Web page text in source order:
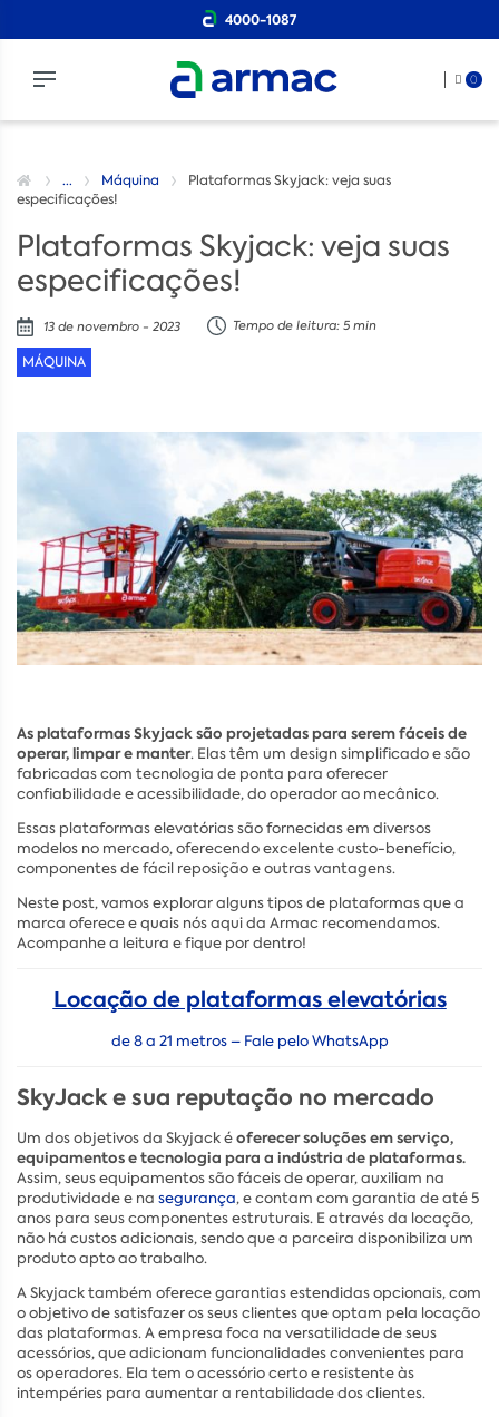
4000-1087
0
... Máquina
Plataformas Skyjack: veja suas
especificações!
Plataformas Skyjack: veja suas
especificações!
13 de novembro - 2023 Tempo de leitura: 5 min
MÁQUINA
As plataformas Skyjack são projetadas para serem fáceis de
operar, limpar e manter. Elas têm um design simplificado e são
fabricadas com tecnologia de ponta para oferecer
confiabilidade e acessibilidade, do operador ao mecânico.
Essas plataformas elevatórias são fornecidas em diversos
modelos no mercado, oferecendo excelente custo-benefício,
componentes de fácil reposição e outras vantagens.
Neste post, vamos explorar alguns tipos de plataformas que a
marca oferece e quais nós aqui da Armac recomendamos.
Acompanhe a leitura e fique por dentro!
Locação de plataformas elevatórias
de 8 a 21 metros – Fale pelo WhatsApp
SkyJack e sua reputação no mercado
Um dos objetivos da Skyjack éoferecer soluções em serviço,
equipamentos e tecnologia para a indústria de plataformas.
Assim, seus equipamentos são fáceis de operar, auxiliam na
produtividade e na segurança, e contam com garantia de até 5
anos para seus componentes estruturais. E através da locação,
não há custos adicionais, sendo que a parceira disponibiliza um
produto apto ao trabalho.
A Skyjack também oferece garantias estendidas opcionais, com
o objetivo de satisfazer os seus clientes que optam pela locação
das plataformas. A empresa foca na versatilidade de seus
acessórios, que adicionam funcionalidades convenientes para
os operadores. Ela tem o acessório certo e resistente às
intempéries para aumentar a rentabilidade dos clientes.